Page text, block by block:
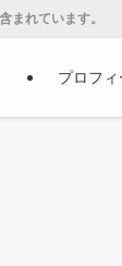
まれています。
プロフ